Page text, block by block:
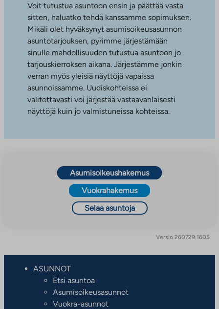
Voit tutustua asuntoon ensin ja päättää vasta
sitten, haluatko tehdä kanssamme sopimuksen.
Mikäli olet hyväksynyt asumisoikeusasunnon
asuntotarjouksen, pyrimme järjestämään
sinulle mahdollisuuden tutustua asuntoon jo
tarjouskierroksen aikana. Järjestämme jonkin
verran myös yleisiä näyttöjä vapaissa
asunnoissamme. Uudiskohteissa ei
valitettavasti voi järjestää vastaavanlaisesti
näyttöjä kuin jo valmistuneissa kohteissa.
Asumisoikeushakemus
Vuokrahakemus
Selaa asuntoja
Versio 260729.1605
ASUNNOT
Etsi asuntoa
Asumisoikeusasunnot
Vuokra-asunnot